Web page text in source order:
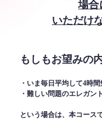
場合
いただけ
もしもお望みの
・いま毎日平均して4時
・難しい問題のエレガン
という場合は、本コース